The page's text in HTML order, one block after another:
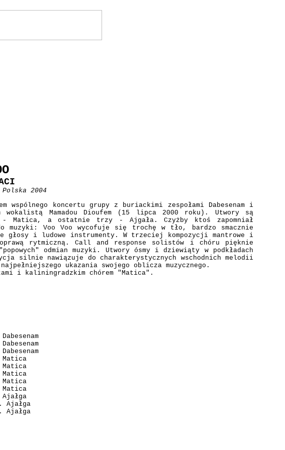
Polska 2004
wspólnego koncertu grupy z buriackimi zespołami Dabesenam i
Mamadou Dioufem (15 lipca 2000 roku). Utwory są
- Matica, a ostatnie trzy - Ajgała. Czyżby ktoś zapomniał
muzyki: Voo Voo wycofuje się trochę w tło, bardzo smacznie
głosy i ludowe instrumenty. W trzeciej kompozycji mantrowe i
rytmiczną. Call and response solistów i chóru pięknie
odmian muzyki. Utwory ósmy i dziewiąty w podkładach
silnie nawiązuje do charakterystycznych wschodnich melodii
ukazania swojego oblicza muzycznego.
i kaliningradzkim chórem "Matica".
Ajałga
Ajałga